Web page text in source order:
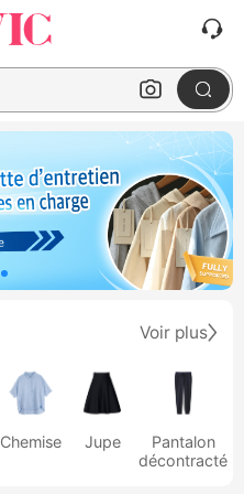
Voir plus
Chemise Jupe
Pantalon
décontracté